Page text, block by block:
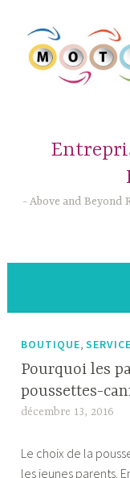
contenu
principal
Above and Beyond
BOUTIQUE ,SERVICE
Pourquoi les
poussettes-
décembre 13, 2016
r
i
Le choix de la
les jeunes parents.